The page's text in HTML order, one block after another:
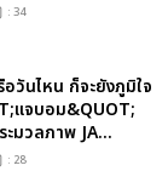
: 34
วันไหน ก็จะยังภูมิใจ
แจบอม&QUOT;
ะมวลภาพ JA...
: 28